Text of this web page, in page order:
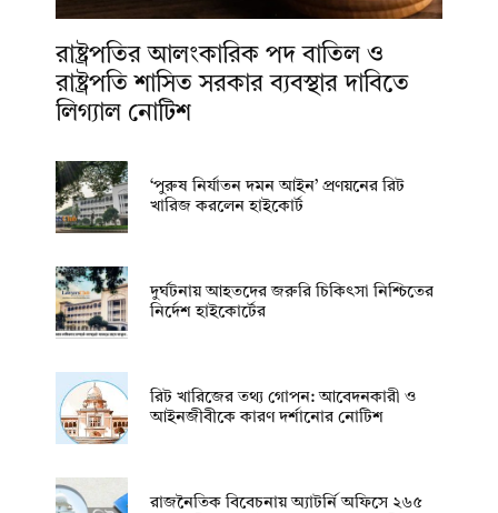
রাষ্ট্রপতির আলংকারিক পদ বাতিল ও
রাষ্ট্রপতি শাসিত সরকার ব্যবস্থার দাবিতে
লিগ্যাল নোটিশ
‘পুরুষ নির্যাতন দমন আইন’ প্রণয়নের রিট
খারিজ করলেন হাইকোর্ট
দুর্ঘটনায় আহতদের জরুরি চিকিৎসা নিশ্চিতের
নির্দেশ হাইকোর্টের
রিট খারিজের তথ্য গোপন: আবেদনকারী ও
আইনজীবীকে কারণ দর্শানোর নোটিশ
রাজনৈতিক বিবেচনায় অ‍্যাটর্নি অফিসে ২৬৫